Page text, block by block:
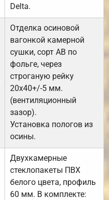
Delta.
Отделка осиновой
вагонкой камерной
сушки, сорт АВ по
фольге, через
строганую рейку
20х40+/-5 мм.
(вентиляционный
зазор).
Установка пологов из
осины.
Двухкамерные
стеклопакеты ПВХ
белого цвета, профиль
60 мм. В комплекте: